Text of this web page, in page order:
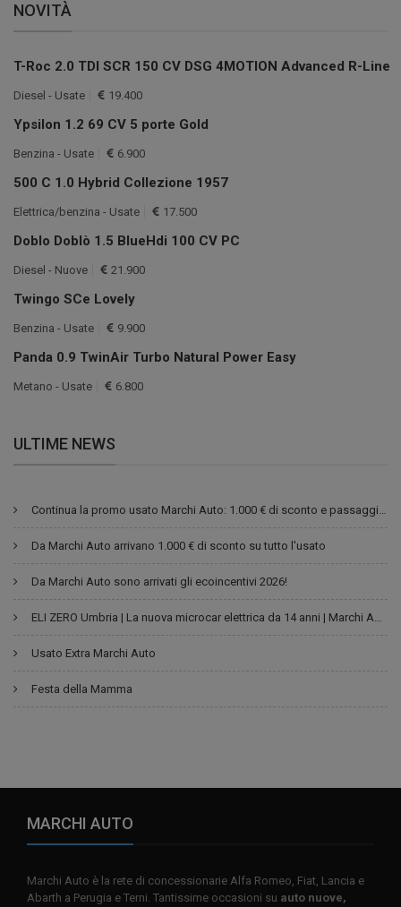
NOVITÀ
T-Roc 2.0 TDI SCR 150 CV DSG 4MOTION Advanced R-Line
Diesel - Usate 19.400
Ypsilon 1.2 69 CV 5 porte Gold
Benzina - Usate 6.900
500 C 1.0 Hybrid Collezione 1957
Elettrica/benzina - Usate 17.500
Doblo Doblò 1.5 BlueHdi 100 CV PC
Diesel - Nuove 21.900
Twingo SCe Lovely
Benzina - Usate 9.900
Panda 0.9 TwinAir Turbo Natural Power Easy
Metano - Usate 6.800
ULTIME NEWS
Continua la promo usato Marchi Auto: 1.000 € di sconto e passaggio di proprietà gratuito
Da Marchi Auto arrivano 1.000 € di sconto su tutto l'usato
Da Marchi Auto sono arrivati gli ecoincentivi 2026!
ELI ZERO Umbria | La nuova microcar elettrica da 14 anni | Marchi Auto
Usato Extra Marchi Auto
Festa della Mamma
MARCHI AUTO
Marchi Auto è la rete di concessionarie Alfa Romeo, Fiat, Lancia e
Abarth a Perugia e Terni. Tantissime occasioni su auto nuove,